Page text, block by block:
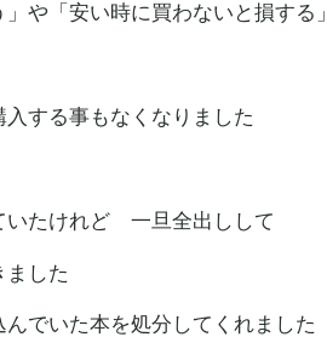
や「安い時に買わないと損する」
する事もなくなりました
いたけれど 一旦全出しして
ました
でいた本を処分してくれました